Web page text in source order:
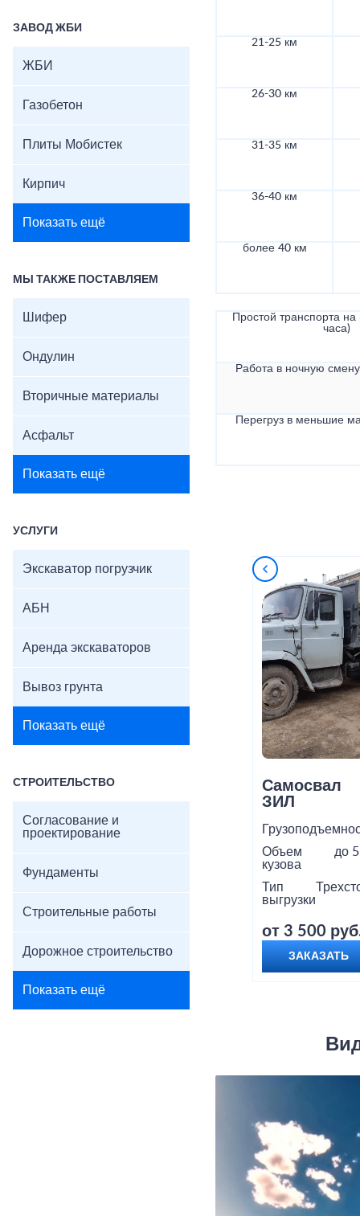
ЗАВОД ЖБИ
ЖБИ
Газобетон
Плиты Мобистек
Кирпич
Показать ещё
МЫ ТАКЖЕ ПОСТАВЛЯЕМ
Шифер
Ондулин
Вторичные материалы
Асфальт
Показать ещё
УСЛУГИ
Экскаватор погрузчик
АБН
Аренда экскаваторов
Вывоз грунта
Показать ещё
СТРОИТЕЛЬСТВО
Согласование и
проектирование
Фундаменты
Строительные работы
Дорожное строительство
Показать ещё
21-25 км
26-30 км
31-35 км
36-40 км
более 40 км
Простой транспорта на
часа)
Работа в ночную
Перегруз в меньшие
Самосвал
ЗИЛ
Объем
кузова
до
Тип
выгрузки
от 3 500
ЗАКАЗАТЬ